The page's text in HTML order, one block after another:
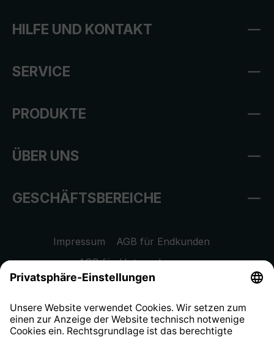
HILFE UND KONTAKT
SERVICE
PRODUKTE
ÜBER UNS
GESCHÄFTSBEREICHE
Impressum
AGB für Endkunden
AGB für Unternehmen
Datenschutzhinweis
Widerrufsrecht
Hinweisgeberschutzsystem